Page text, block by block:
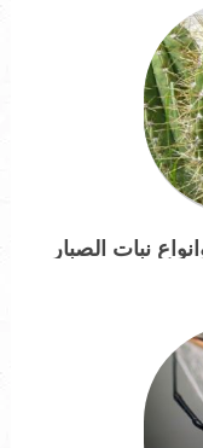
نبات الصبار